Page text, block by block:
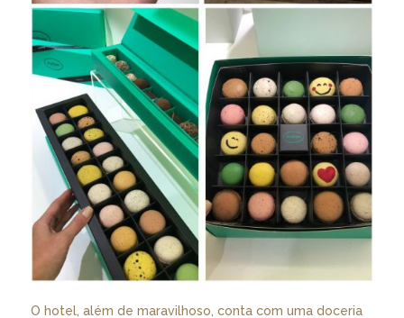
O hotel, além de maravilhoso, conta com uma doceria